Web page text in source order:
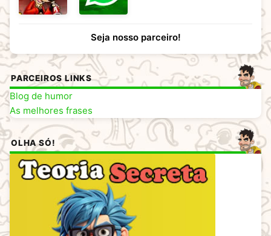
Seja nosso parceiro!
PARCEIROS LINKS
Blog de humor
As melhores frases
OLHA SÓ!